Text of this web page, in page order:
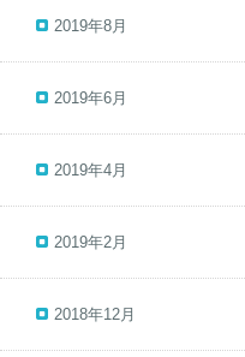
2019年8月
2019年6月
2019年4月
2019年2月
2018年12月